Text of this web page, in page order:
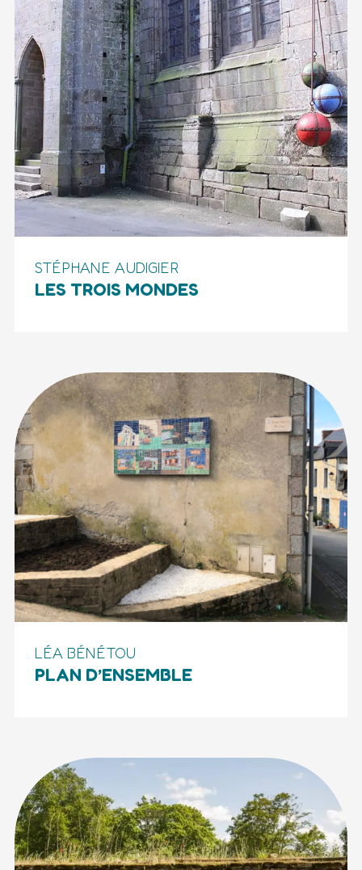
STÉPHANE AUDIGIER
LES TROIS MONDES
LÉA BÉNÉTOU
PLAN D’ENSEMBLE